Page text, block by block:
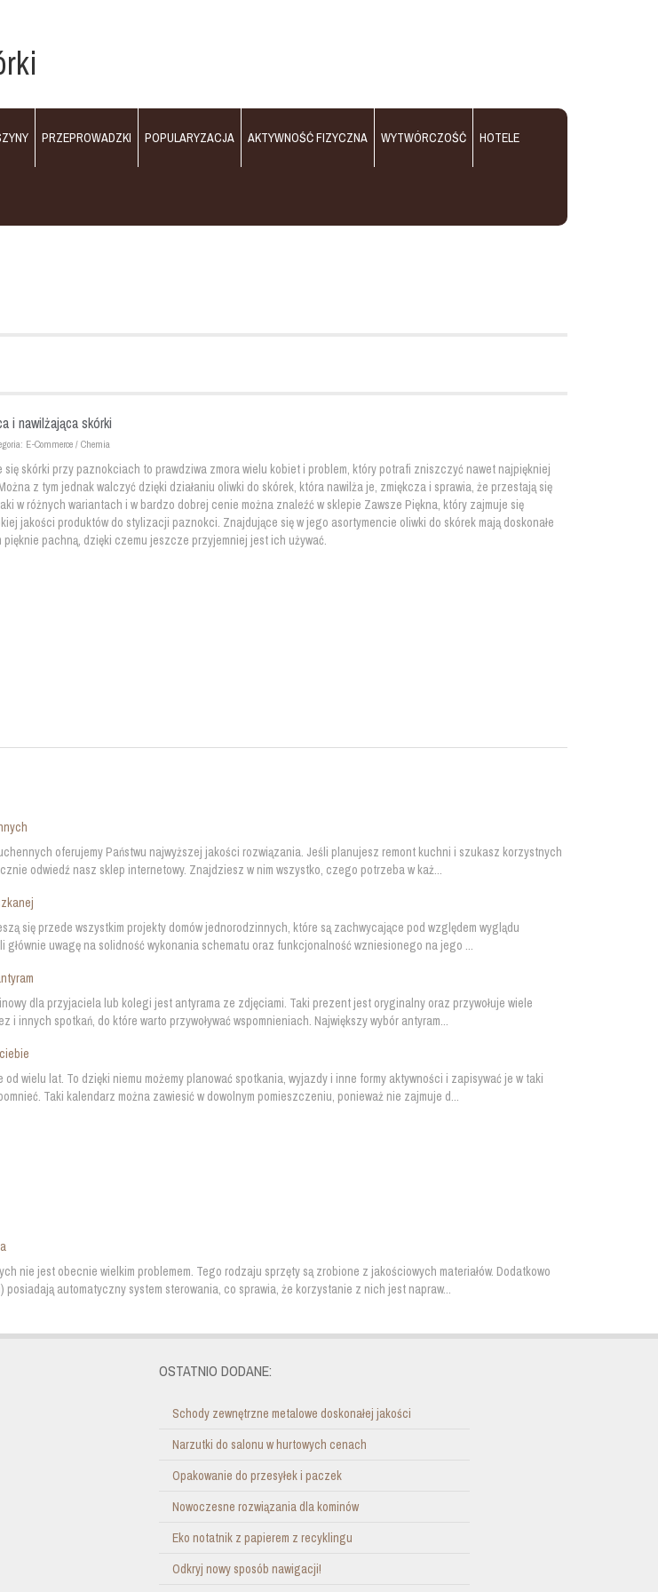
PRZEPROWADZKI POPULARYZACJA AKTYWNOŚĆ FIZYCZNA WYTWÓRCZOŚĆ HOTELE
i nawilżająca skórki
E-Commerce / Chemia
skórki przy paznokciach to prawdziwa zmora wielu kobiet i problem, który potrafi zniszczyć nawet najpiękniej
z tym jednak walczyć dzięki działaniu oliwki do skórek, która nawilża je, zmiękcza i sprawia, że przestają się
w różnych wariantach i w bardzo dobrej cenie można znaleźć w sklepie Zawsze Piękna, który zajmuje się
jakości produktów do stylizacji paznokci. Znajdujące się w jego asortymencie oliwki do skórek mają doskonałe
pięknie pachną, dzięki czemu jeszcze przyjemniej jest ich używać.
oferujemy Państwu najwyższej jakości rozwiązania. Jeśli planujesz remont kuchni i szukasz korzystnych
odwiedź nasz sklep internetowy. Znajdziesz w nim wszystko, czego potrzeba w każ...
się przede wszystkim projekty domów jednorodzinnych, które są zachwycające pod względem wyglądu
uwagę na solidność wykonania schematu oraz funkcjonalność wzniesionego na jego ...
dla przyjaciela lub kolegi jest antyrama ze zdjęciami. Taki prezent jest oryginalny oraz przywołuje wiele
i innych spotkań, do które warto przywoływać wspomnieniach. Największy wybór antyram...
wielu lat. To dzięki niemu możemy planować spotkania, wyjazdy i inne formy aktywności i zapisywać je w taki
Taki kalendarz można zawiesić w dowolnym pomieszczeniu, ponieważ nie zajmuje d...
nie jest obecnie wielkim problemem. Tego rodzaju sprzęty są zrobione z jakościowych materiałów. Dodatkowo
automatyczny system sterowania, co sprawia, że korzystanie z nich jest napraw...
OSTATNIO DODANE:
Schody zewnętrzne metalowe doskonałej jakości
Narzutki do salonu w hurtowych cenach
Opakowanie do przesyłek i paczek
Nowoczesne rozwiązania dla kominów
Eko notatnik z papierem z recyklingu
Odkryj nowy sposób nawigacji!